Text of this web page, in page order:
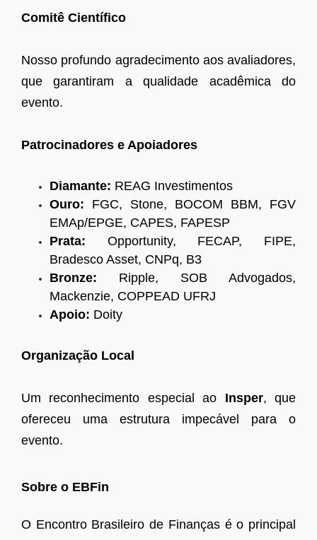
Comitê Científico
Nosso profundo agradecimento aos avaliadores,
que garantiram a qualidade acadêmica do
evento.
Patrocinadores e Apoiadores
Diamante: REAG Investimentos
Ouro: FGC, Stone, BOCOM BBM, FGV
EMAp/EPGE, CAPES, FAPESP
Prata: Opportunity, FECAP, FIPE,
Bradesco Asset, CNPq, B3
Bronze: Ripple, SOB Advogados,
Mackenzie, COPPEAD UFRJ
Apoio: Doity
Organização Local
Um reconhecimento especial ao Insper, que
ofereceu uma estrutura impecável para o
evento.
Sobre o EBFin
O Encontro Brasileiro de Finanças é o principal